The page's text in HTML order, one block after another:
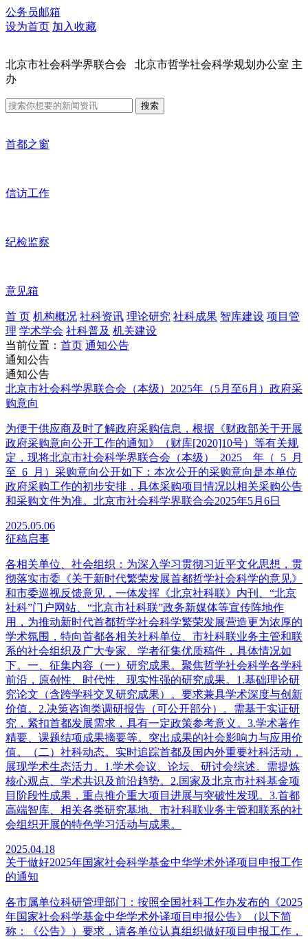
公务员邮箱
设为首页 加入收藏
北京市社会科学界联合会 北京市哲学社会科学规划办公室 主
办
搜索
首都之窗
信访工作
纪检监察
意见箱
首 页 机构概况 社科资讯 理论研究 社科成果 智库建设 项目管
理 学术学会 社科普及 机关建设
当前位置： 首页 通知公告
通知公告
通知公告
北京市社会科学界联合会（本级）2025年（5月至6月）政府采
购意向
为便于供应商及时了解政府采购信息，根据《财政部关于开展
政府采购意向公开工作的通知》（财库[2020]10号）等有关规
定，现将北京市社会科学界联合会（本级）_2025__年（_5_月
至_6_月）采购意向公开如下：本次公开的采购意向是本单位
政府采购工作的初步安排，具体采购项目情况以相关采购公告
和采购文件为准。北京市社会科学界联合会2025年5月6日
2025.05.06
征稿启事
各相关单位、社会组织：为深入学习贯彻习近平文化思想，贯
彻落实市委《关于新时代繁荣发展首都哲学社会科学的意见》
和市委巡视反馈意见，一体发挥《北京社科联》内刊、“北京
社科”门户网站、“北京市社科联”政务新媒体等宣传阵地作
用，为推动新时代首都哲学社会科学繁荣发展营造更为浓厚的
学术氛围，特向首都各相关社科单位、市社科联业务主管和联
系的社会组织及广大专家、学者征集优质稿件，具体情况如
下。一、征集内容（一）研究成果。聚焦哲学社会科学各学科
前沿，原创性、时代性、现实性强的研究成果。1.基础理论研
究论文（含跨学科交叉研究成果）。要求兼具学术深度与创新
价值。2.决策咨询类调研报告（可公开部分）。需基于实证研
究，紧扣首都发展需求，具有一定政策参考意义。3.学术著作
精要、课题结项成果摘要等。突出成果的社会影响力与应用价
值。（二）社科动态。实时追踪首都及国内外重要社科活动，
展现学术生态活力。1.学术会议、论坛、研讨会综述。需提炼
核心观点、学术共识及前沿趋势。2.国家及北京市社科基金项
目阶段性成果，重点推介重大项目进展与突破性发现。3.首都
高端智库、相关各类研究基地、市社科联业务主管和联系的社
会组织开展的特色学习活动与成果。
2025.04.18
关于做好2025年国家社会科学基金中华学术外译项目申报工作
的通知
各市属单位科研管理部门：按照全国社科工作办发布的《2025
年国家社会科学基金中华学术外译项目申报公告》（以下简
称：《公告》）要求，请各单位认真组织做好项目申报工作，